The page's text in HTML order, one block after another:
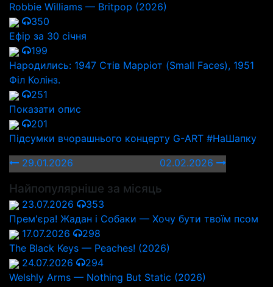
Robbie Williams — Britpop (2026)
350
Ефір за 30 січня
199
Народились: 1947 Стів Марріот (Small Faces), 1951
Філ Колінз.
251
Показати опис
201
Підсумки вчорашнього концерту G-ART #НаШапку
29.01.2026
02.02.2026
Найпопулярніше за місяць
23.07.2026
353
Прем'єра! Жадан і Собаки — Хочу бути твоїм псом
17.07.2026
298
The Black Keys — Peaches! (2026)
24.07.2026
294
Welshly Arms — Nothing But Static (2026)